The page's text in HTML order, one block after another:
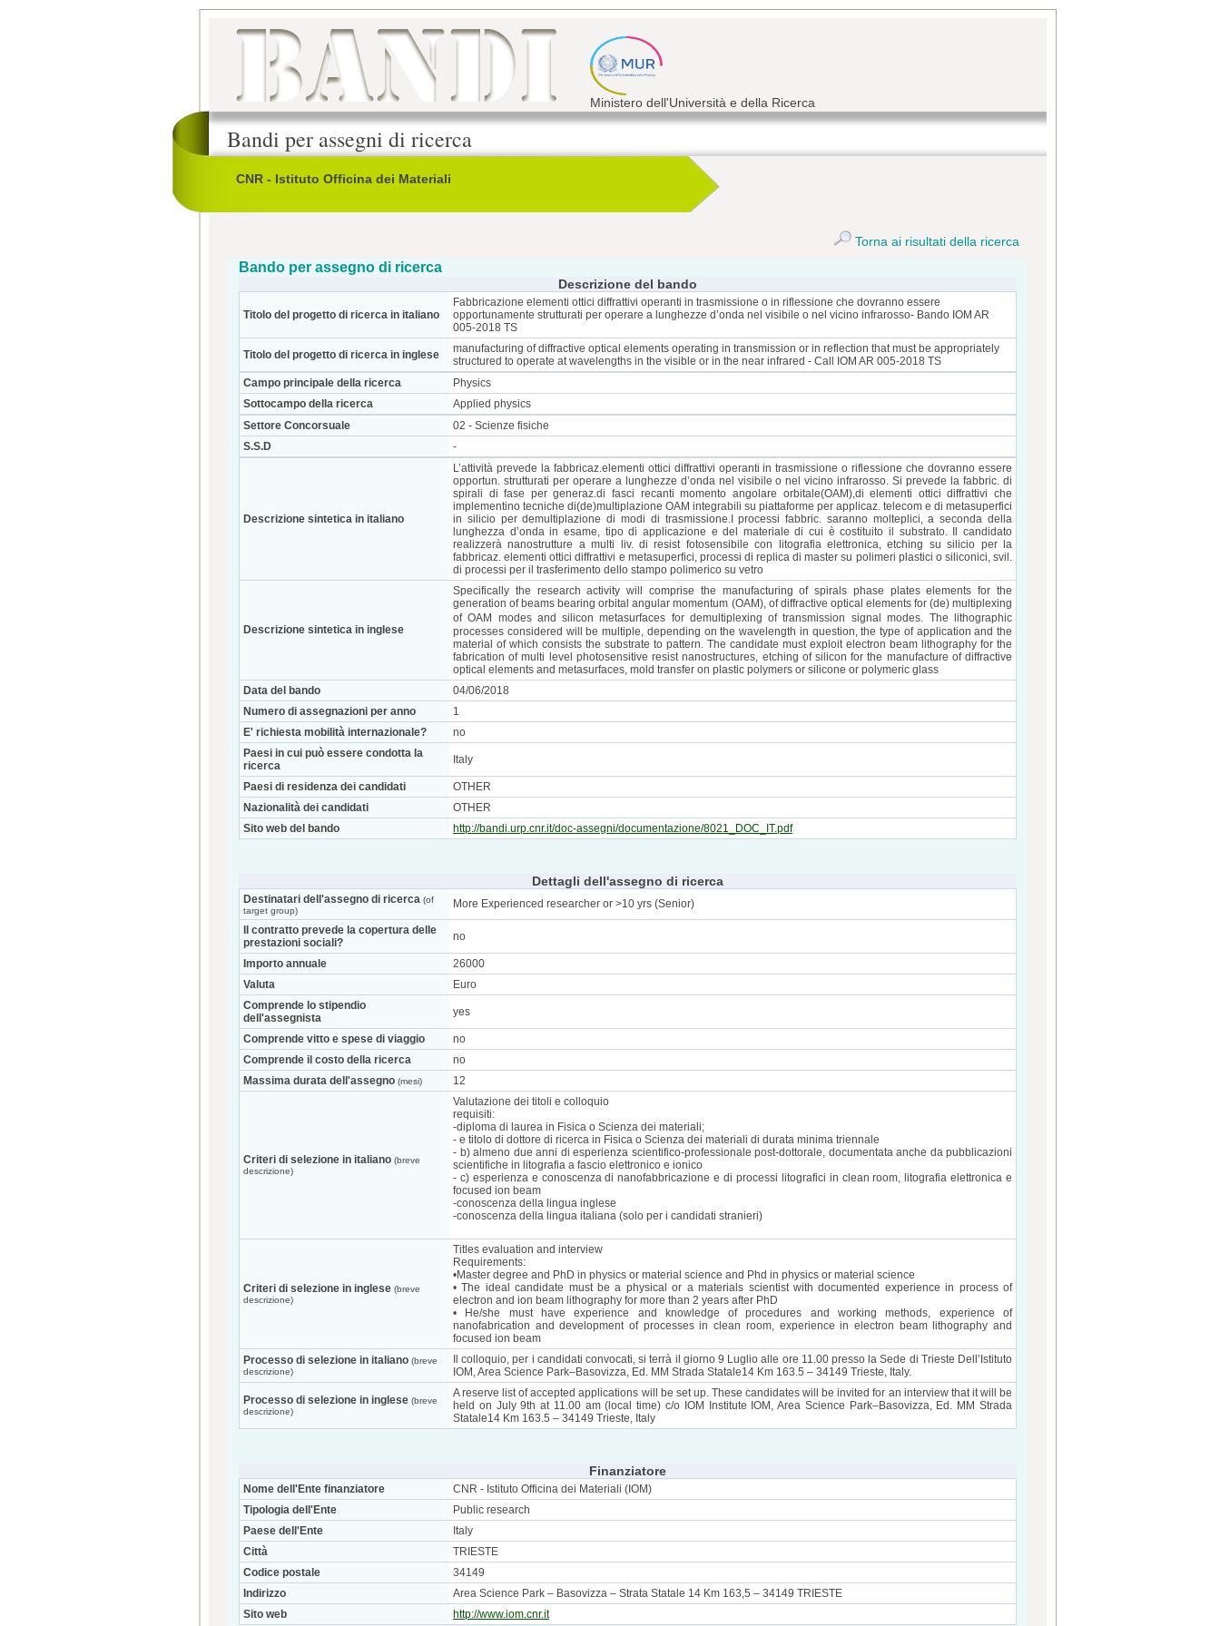
Ministero dell'Università e della Ricerca
Bandi per assegni di ricerca
CNR - Istituto Officina dei Materiali
Torna ai risultati della ricerca
Bando per assegno di ricerca
Descrizione del bando
Titolo del progetto di ricerca in italiano
Fabbricazione elementi ottici diffrattivi operanti in trasmissione o in riflessione che dovranno essere
opportunamente strutturati per operare a lunghezze d’onda nel visibile o nel vicino infrarosso- Bando IOM AR
005-2018 TS
Titolo del progetto di ricerca in inglese
manufacturing of diffractive optical elements operating in transmission or in reflection that must be appropriately
structured to operate at wavelengths in the visible or in the near infrared - Call IOM AR 005-2018 TS
Campo principale della ricerca
Physics
Sottocampo della ricerca
Applied physics
Settore Concorsuale
02 - Scienze fisiche
S.S.D
-
Descrizione sintetica in italiano
L’attività prevede la fabbricaz.elementi ottici diffrattivi operanti in trasmissione o riflessione che dovranno essere
opportun. strutturati per operare a lunghezze d’onda nel visibile o nel vicino infrarosso. Si prevede la fabbric. di
spirali di fase per generaz.di fasci recanti momento angolare orbitale(OAM),di elementi ottici diffrattivi che
implementino tecniche di(de)multiplazione OAM integrabili su piattaforme per applicaz. telecom e di metasuperfici
in silicio per demultiplazione di modi di trasmissione.I processi fabbric. saranno molteplici, a seconda della
lunghezza d’onda in esame, tipo di applicazione e del materiale di cui è costituito il substrato. Il candidato
realizzerà nanostrutture a multi liv. di resist fotosensibile con litografia elettronica, etching su silicio per la
fabbricaz. elementi ottici diffrattivi e metasuperfici, processi di replica di master su polimeri plastici o siliconici, svil.
di processi per il trasferimento dello stampo polimerico su vetro
Descrizione sintetica in inglese
Specifically the research activity will comprise the manufacturing of spirals phase plates elements for the
generation of beams bearing orbital angular momentum (OAM), of diffractive optical elements for (de) multiplexing
of OAM modes and silicon metasurfaces for demultiplexing of transmission signal modes. The lithographic
processes considered will be multiple, depending on the wavelength in question, the type of application and the
material of which consists the substrate to pattern. The candidate must exploit electron beam lithography for the
fabrication of multi level photosensitive resist nanostructures, etching of silicon for the manufacture of diffractive
optical elements and metasurfaces, mold transfer on plastic polymers or silicone or polymeric glass
Data del bando
04/06/2018
Numero di assegnazioni per anno
1
E' richiesta mobilità internazionale?
no
Paesi in cui può essere condotta la
ricerca
Italy
Paesi di residenza dei candidati
OTHER
Nazionalità dei candidati
OTHER
Sito web del bando
http://bandi.urp.cnr.it/doc-assegni/documentazione/8021_DOC_IT.pdf
Dettagli dell'assegno di ricerca
Destinatari dell'assegno di ricerca (of
target group)
More Experienced researcher or >10 yrs (Senior)
Il contratto prevede la copertura delle
prestazioni sociali?
no
Importo annuale
26000
Valuta
Euro
Comprende lo stipendio
dell'assegnista
yes
Comprende vitto e spese di viaggio
no
Comprende il costo della ricerca
no
Massima durata dell'assegno (mesi) 12
Criteri di selezione in italiano (breve
descrizione)
Valutazione dei titoli e colloquio
requisiti:
-diploma di laurea in Fisica o Scienza dei materiali;
- e titolo di dottore di ricerca in Fisica o Scienza dei materiali di durata minima triennale
- b) almeno due anni di esperienza scientifico-professionale post-dottorale, documentata anche da pubblicazioni
scientifiche in litografia a fascio elettronico e ionico
- c) esperienza e conoscenza di nanofabbricazione e di processi litografici in clean room, litografia elettronica e
focused ion beam
-conoscenza della lingua inglese
-conoscenza della lingua italiana (solo per i candidati stranieri)
Criteri di selezione in inglese (breve
descrizione)
Titles evaluation and interview
Requirements:
•Master degree and PhD in physics or material science and Phd in physics or material science
• The ideal candidate must be a physical or a materials scientist with documented experience in process of
electron and ion beam lithography for more than 2 years after PhD
• He/she must have experience and knowledge of procedures and working methods, experience of
nanofabrication and development of processes in clean room, experience in electron beam lithography and
focused ion beam
Processo di selezione in italiano (breve
descrizione)
Il colloquio, per i candidati convocati, si terrà il giorno 9 Luglio alle ore 11.00 presso la Sede di Trieste Dell’Istituto
IOM, Area Science Park–Basovizza, Ed. MM Strada Statale14 Km 163.5 – 34149 Trieste, Italy.
Processo di selezione in inglese (breve
descrizione)
A reserve list of accepted applications will be set up. These candidates will be invited for an interview that it will be
held on July 9th at 11.00 am (local time) c/o IOM Institute IOM, Area Science Park–Basovizza, Ed. MM Strada
Statale14 Km 163.5 – 34149 Trieste, Italy
Finanziatore
Nome dell'Ente finanziatore
CNR - Istituto Officina dei Materiali (IOM)
Tipologia dell'Ente
Public research
Paese dell'Ente
Italy
Città
TRIESTE
Codice postale
34149
Indirizzo
Area Science Park – Basovizza – Strata Statale 14 Km 163,5 – 34149 TRIESTE
Sito web
http://www.iom.cnr.it